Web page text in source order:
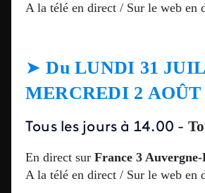
A la télé en direct / Sur le web en
➤DuLUNDI 31
MERCREDI 2 AOÛT
Tous les jours à 14.00 -
En direct sur France 3
A la télé en direct / Sur le web en